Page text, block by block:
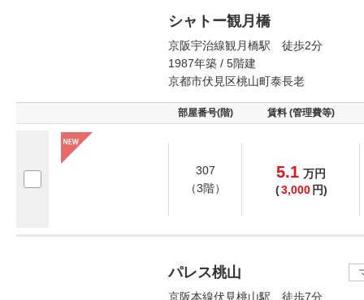
シャトー観月橋
京阪宇治線観月橋駅 徒歩2分
1987年築 / 5階建
京都市伏見区桃山町泰長老
部屋番号(階) 賃料 (管理費等)
307
（3階）
5.1 万円
(3,000 円)
パレス桃山
京阪本線伏見桃山駅 徒歩7分